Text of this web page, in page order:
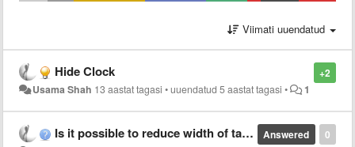
Viimati uuendatud
+2
Hide Clock
Usama Shah 13 aastat tagasi •uuendatud5 aastat tagasi • 1
0
Answered
Is it possible to reduce width of taskbar?